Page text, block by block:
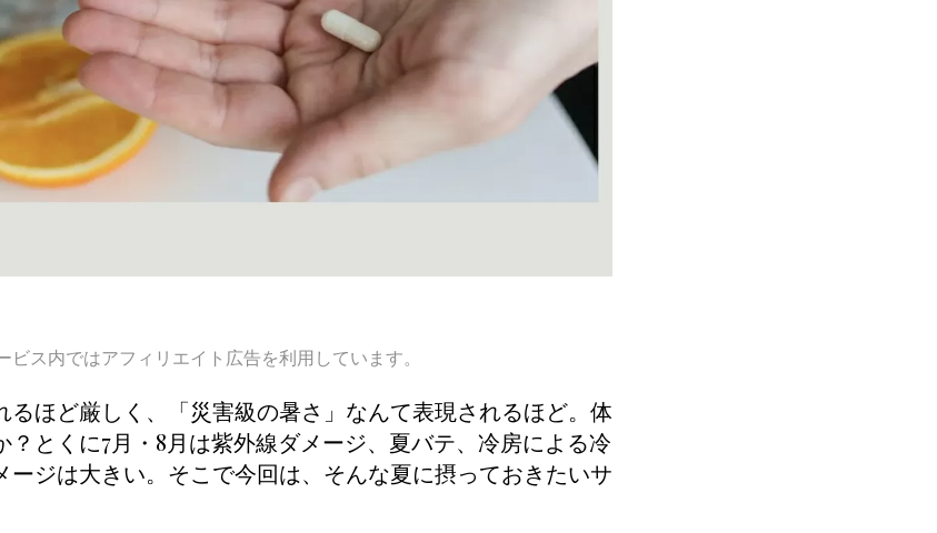
ビス内ではアフィリエイト広告を利用しています。
るほど厳しく、「災害級の暑さ」なんて表現されるほど。体
とくに7月・8月は紫外線ダメージ、夏バテ、冷房による冷
ージは大きい。そこで今回は、そんな夏に摂っておきたいサ